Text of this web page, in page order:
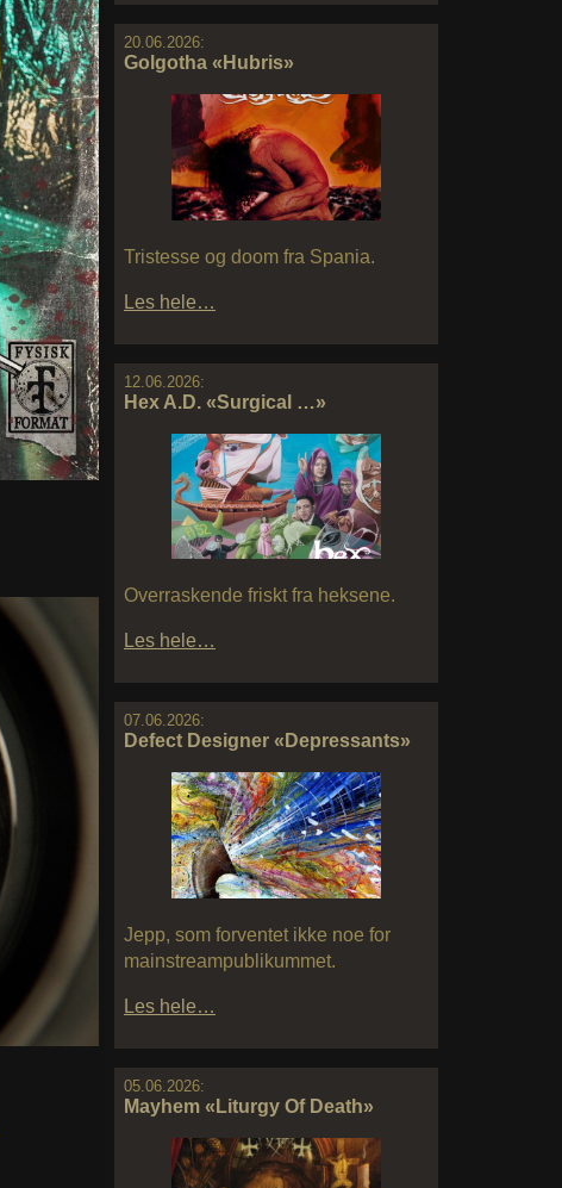
20.06.2026:
Golgotha «Hubris»
Tristesse og doom fra Spania.
Les hele…
12.06.2026:
Hex A.D. «Surgical …»
Overraskende friskt fra heksene.
Les hele…
07.06.2026:
Defect Designer «Depressants»
Jepp, som forventet ikke noe for
mainstreampublikummet.
Les hele…
05.06.2026:
Mayhem «Liturgy Of Death»